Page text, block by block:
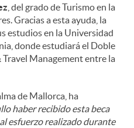
, del grado de Turismo en la
Gracias a esta ayuda, la
estudios en la Universidad
donde estudiará el Doble
Travel Management entre la
de Mallorca, ha
haber recibido esta beca
esfuerzo realizado durante